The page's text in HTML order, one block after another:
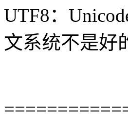
UTF8：
文系统不是好